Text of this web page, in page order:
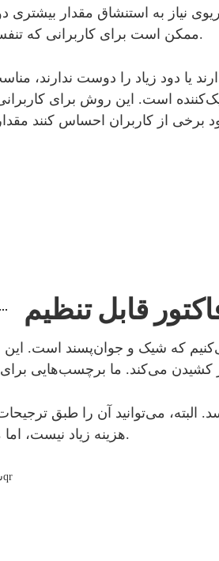
به استنشاق مقدار بیشتری
ممکن است برای کاربرانی که تنفس سطحی یا سیستم تنفسی حساسی دارند مناسب نباشد.
یا دود زیاد را دوست ندارند،
است. این روش برای
از کاربران احساس کنند
قابل تنظیم
می‌توانید آن را طبق
هزینه زیاد نیست، اما می‌توانید سلیقه‌ای را که از آن راضی هستید، طراحی کنید.